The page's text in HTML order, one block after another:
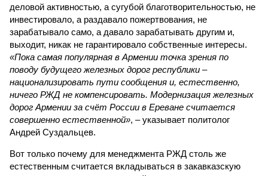
деловой активностью, а сугубой благотворительностью, не
инвестировало, а раздавало пожертвования, не
зарабатывало само, а давало зарабатывать другим и,
выходит, никак не гарантировало собственные интересы.
«Пока самая популярная в Армении точка зрения по
поводу будущего железных дорог рес­публики –
национализировать пути сообщения и, естественно,
ничего РЖД не компенсировать. Модернизация железных
дорог Армении за счёт России в Ереване считается
совершенно естественной», – указывает политолог
Андрей Суздальцев.
Вот только почему для менеджмента РЖД столь же
естественным считается вкладываться в закавказскую